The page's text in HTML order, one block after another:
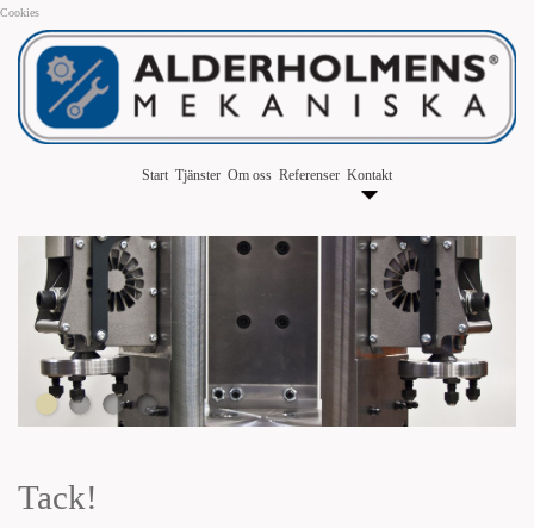
Start Tjänster Om oss Referenser Kontakt
Tack!
Cookies